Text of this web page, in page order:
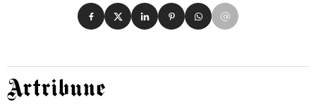
Condividi su Facebook
Condividi su X
Condividi su LinkedIn
Condividi su Pinterest
Condividi su WhatsApp
Condividi su Email
Artribune